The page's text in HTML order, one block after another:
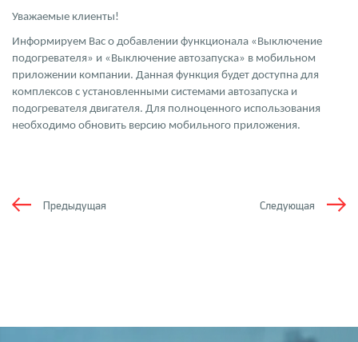
Уважаемые клиенты!
Информируем Вас о добавлении функционала «Выключение
подогревателя» и «Выключение автозапуска» в мобильном
приложении компании. Данная функция будет доступна для
комплексов с установленными системами автозапуска и
подогревателя двигателя. Для полноценного использования
необходимо обновить версию мобильного приложения.
Следующая
Предыдущая